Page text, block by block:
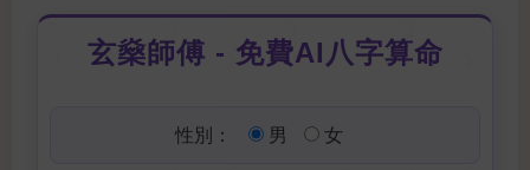
玄燊師傅 - 免費AI八字算命
性別： 男 女